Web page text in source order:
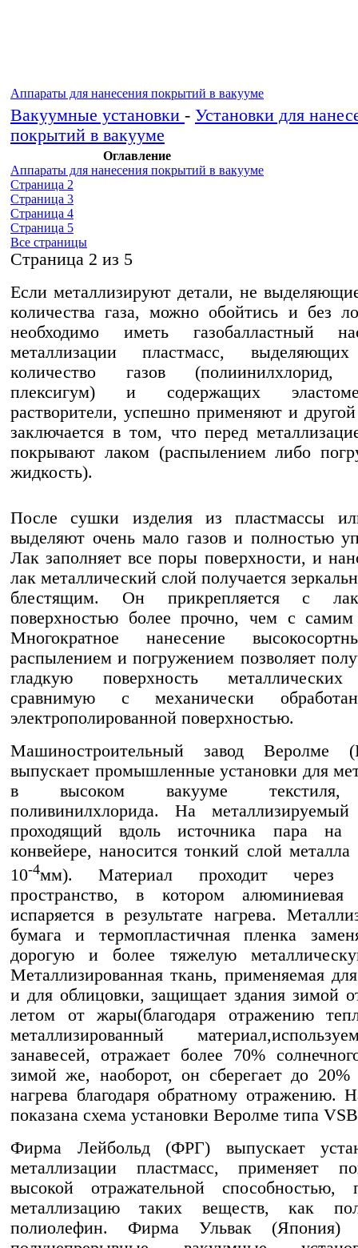
Аппараты для нанесения покрытий в вакууме
Вакуумные установки - Установки для
покрытий в вакууме
Оглавление
Аппараты для нанесения покрытий в вакууме
Страница 2
Страница 3
Страница 4
Страница 5
Все страницы
Cтраница 2 из 5
Если металлизируют детали, не
количества газа, можно обойтись и без
необходимо иметь газобалластный
металлизации пластмасс,
количество газов (полиинилхлорид,
плексигум) и содержащих
растворители, успешно применяют и
заключается в том, что перед
покрывают лаком (распылением либо
жидкость).
После сушки изделия из пластмассы
выделяют очень мало газов и полностью
Лак заполняет все поры поверхности, и
лак металлический слой получается
блестящим. Он прикрепляется с
поверхностью более прочно, чем с самим
Многократное нанесение
распылением и погружением позволяет
гладкую поверхность
сравнимую с механически
электрополированной поверхностью.
Машиностроительный завод Веролме
выпускает промышленные установки для
в высоком вакууме текстиля,
поливинилхлорида. На металлизируемый
проходящий вдоль источника пара на
конвейере, наносится тонкий слой
10-4мм). Материал проходит через
пространство, в котором алюминиевая
испаряется в результате нагрева.
бумага и термопластичная пленка
дорогую и более тяжелую
Металлизированная ткань, применяемая
и для облицовки, защищает здания зимой
летом от жары(благодаря отражению
металлизированный
занавесей, отражает более 70%
зимой же, наоборот, он сберегает до 20%
нагрева благодаря обратному отражению.
показана схема установки Веролме типа
Фирма Лейбольд (ФРГ) выпускает
металлизации пластмасс, применяет
высокой отражательной способностью,
металлизацию таких веществ, как
полиолефин. Фирма Ульвак (Япония)